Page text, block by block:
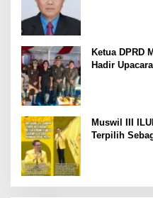
Ketua DPRD
Hadir
Muswil III
Terpilih